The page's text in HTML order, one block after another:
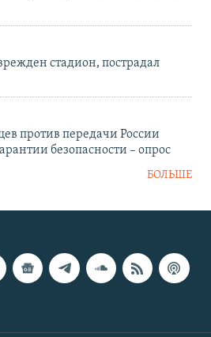
стадион, пострадал
против передачи России
безопасности – опрос
БОЛЬШЕ